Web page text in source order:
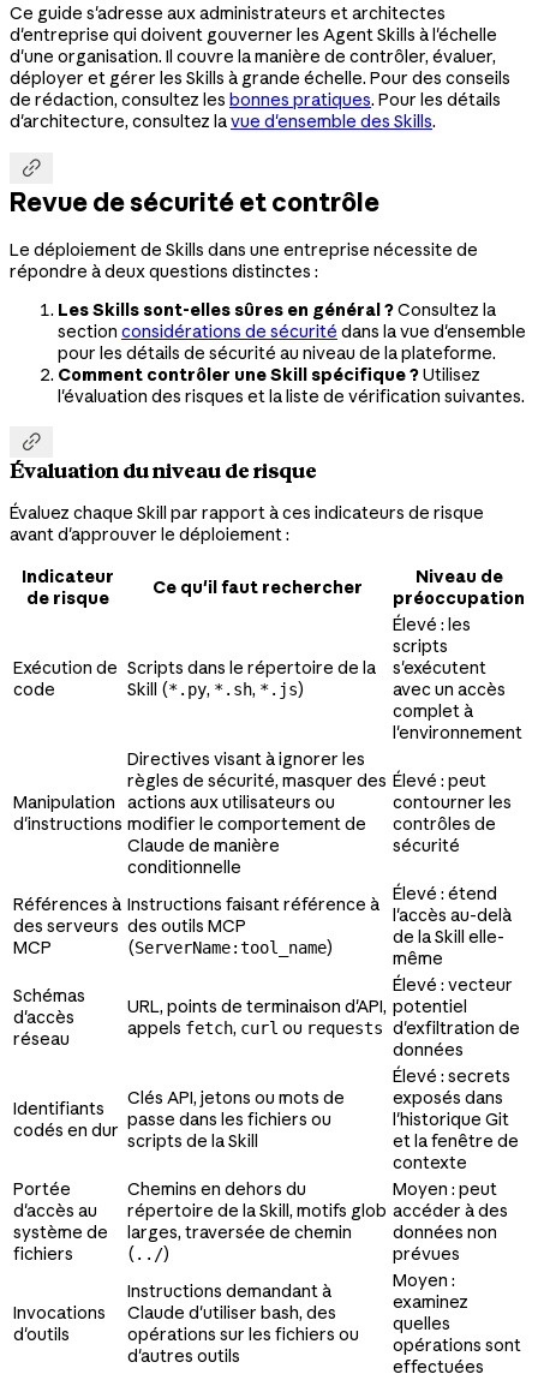
Ce guide s'adresse aux administrateurs et architectes
d'entreprise qui doivent gouverner les Agent Skills à l'échelle
d'une organisation. Il couvre la manière de contrôler, évaluer,
déployer et gérer les Skills à grande échelle. Pour des conseils
de rédaction, consultez les bonnes pratiques. Pour les détails
d'architecture, consultez lavue d'ensemble des Skills.

Revue de sécurité et contrôle
Le déploiement de Skills dans une entreprise nécessite de
répondre à deux questions distinctes :
Les Skills sont-elles sûres en général ?Consultez la
section considérations de sécurité dans la vue d'ensemble
pour les détails de sécurité au niveau de la plateforme.
Comment contrôler une Skill spécifique ?Utilisez
l'évaluation des risques et la liste de vérification suivantes.

Évaluation du niveau de risque
Évaluez chaque Skill par rapport à ces indicateurs de risque
avant d'approuver le déploiement :
Indicateur
de risque
Ce qu'il faut rechercher
Niveau de
préoccupation
Exécution de
code
Scripts dans le répertoire de la
Skill (*.py, *.sh, *.js)
Élevé : les
scripts
s'exécutent
avec un accès
complet à
l'environnement
Manipulation
d'instructions
Directives visant à ignorer les
règles de sécurité, masquer des
actions aux utilisateurs ou
modifier le comportement de
Claude de manière
conditionnelle
Élevé : peut
contourner les
contrôles de
sécurité
Références à
des serveurs
MCP
Instructions faisant référence à
des outils MCP
(ServerName:tool_name)
Élevé : étend
l'accès au-delà
de la Skill elle-
même
Schémas
d'accès
réseau
URL, points de terminaison d'API,
appels fetch, curl ou requests
Élevé : vecteur
potentiel
d'exfiltration de
données
Identifiants
codés en dur
Clés API, jetons ou mots de
passe dans les fichiers ou
scripts de la Skill
Élevé : secrets
exposés dans
l'historique Git
et la fenêtre de
contexte
Portée
d'accès au
système de
fichiers
Chemins en dehors du
répertoire de la Skill, motifs glob
larges, traversée de chemin
( ../)
Moyen : peut
accéder à des
données non
prévues
Invocations
d'outils
Instructions demandant à
Claude d'utiliser bash, des
opérations sur les fichiers ou
d'autres outils
Moyen :
examinez
quelles
opérations sont
effectuées